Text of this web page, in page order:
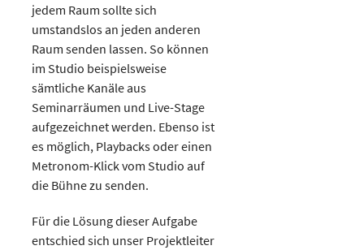
jedem Raum sollte sich
umstandslos an jeden anderen
Raum senden lassen. So können
im Studio beispielsweise
sämtliche Kanäle aus
Seminarräumen und Live-Stage
aufgezeichnet werden. Ebenso ist
es möglich, Playbacks oder einen
Metronom-Klick vom Studio auf
die Bühne zu senden.
Für die Lösung dieser Aufgabe
entschied sich unser Projektleiter